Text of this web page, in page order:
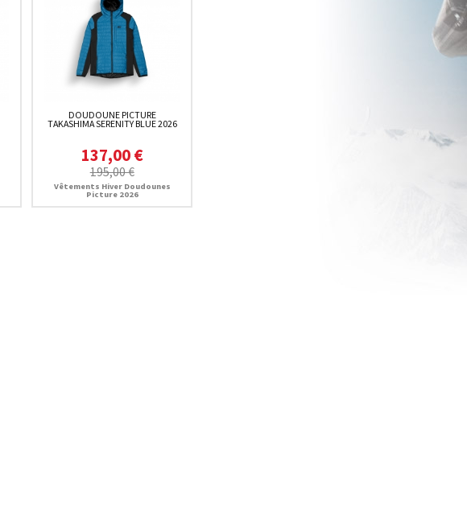
DOUDOUNE PICTURE
TAKASHIMA SERENITY BLUE 2026
137,00 €
195,00 €
Vêtements Hiver Doudounes
Picture 2026